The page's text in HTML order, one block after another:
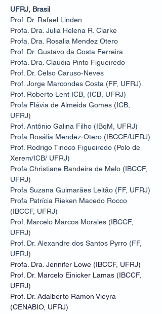
UFRJ, Brasil
Prof. Dr. Rafael Linden
Profa. Dra. Julia Helena R. Clarke
Profa. Dra. Rosalia Mendez Otero
Prof. Dr. Gustavo da Costa Ferreira
Profa. Dra. Claudia Pinto Figueiredo
Prof. Dr. Celso Caruso-Neves
Prof. Jorge Marcondes Costa (FF, UFRJ)
Prof. Roberto Lent ICB, (ICB, UFRJ)
Profa Flávia de Almeida Gomes (ICB,
UFRJ)
Prof. Antônio Galina Filho (IBqM, UFRJ)
Profa Rosália Mendez-Otero (IBCCF/UFRJ)
Prof. Rodrigo Tinoco Figueiredo (Polo de
Xerem/ICB/ UFRJ)
Profa Christiane Bandeira de Melo (IBCCF,
UFRJ)
Profa Suzana Guimarães Leitão (FF, UFRJ)
Profa Patrícia Rieken Macedo Rocco
(IBCCF, UFRJ)
Prof. Marcelo Marcos Morales (IBCCF,
UFRJ)
Prof. Dr. Alexandre dos Santos Pyrro (FF,
UFRJ)
Profa. Dra. Jennifer Lowe (IBCCF, UFRJ)
Prof. Dr. Marcelo Einicker Lamas (IBCCF,
UFRJ)
Prof. Dr. Adalberto Ramon Vieyra
(CENABIO, UFRJ)